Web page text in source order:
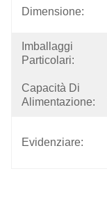
Dimensione:
Imballaggi
Particolari:
Capacità Di
Alimentazione:
Evidenziare: